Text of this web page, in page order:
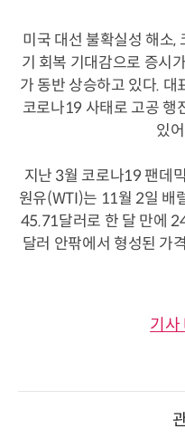
미국 대선 불확실성 해소,
기 회복 기대감으로 증시
가 동반 상승하고 있다.
코로나19 사태로 고공 행
있
지난 3월 코로나19 팬데
원유(WTI)는 11월 2일 배
45.71달러로 한 달 만에
달러 안팎에서 형성된 가
기사